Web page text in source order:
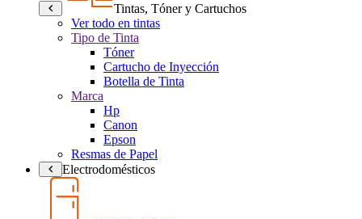
Tintas, Tóner y Cartuchos
Ver todo en tintas
Tipo de Tinta
Tóner
Cartucho de Inyección
Botella de Tinta
Marca
Hp
Canon
Epson
Resmas de Papel
Electrodomésticos